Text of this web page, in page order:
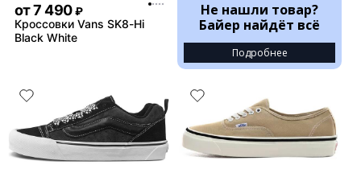
от7 490 ₽
Кроссовки Vans SK8-Hi
Black White
Не нашли товар?
Байер найдёт всё
Подробнее